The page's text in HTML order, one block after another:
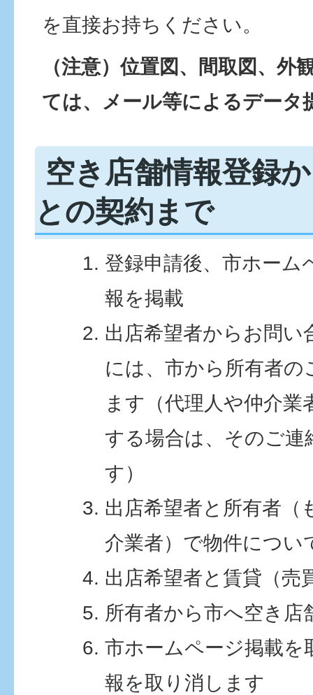
を直接お持ちください。
（注意）位置図、間取図、外
ては、メール等によるデータ
空き店舗情報登録
との契約まで
登録申請後、市ホーム
報を掲載
出店希望者からお問い
には、市から所有者の
ます（代理人や仲介業
する場合は、そのご連
す）
出店希望者と所有者（
介業者）で物件につい
出店希望者と賃貸（売
所有者から市へ空き店
市ホームページ掲載を
報を取り消します